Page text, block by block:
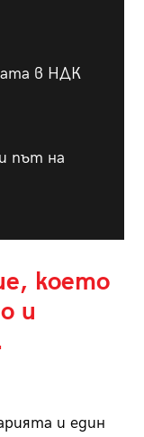
в НДК
път на
което
и
и един